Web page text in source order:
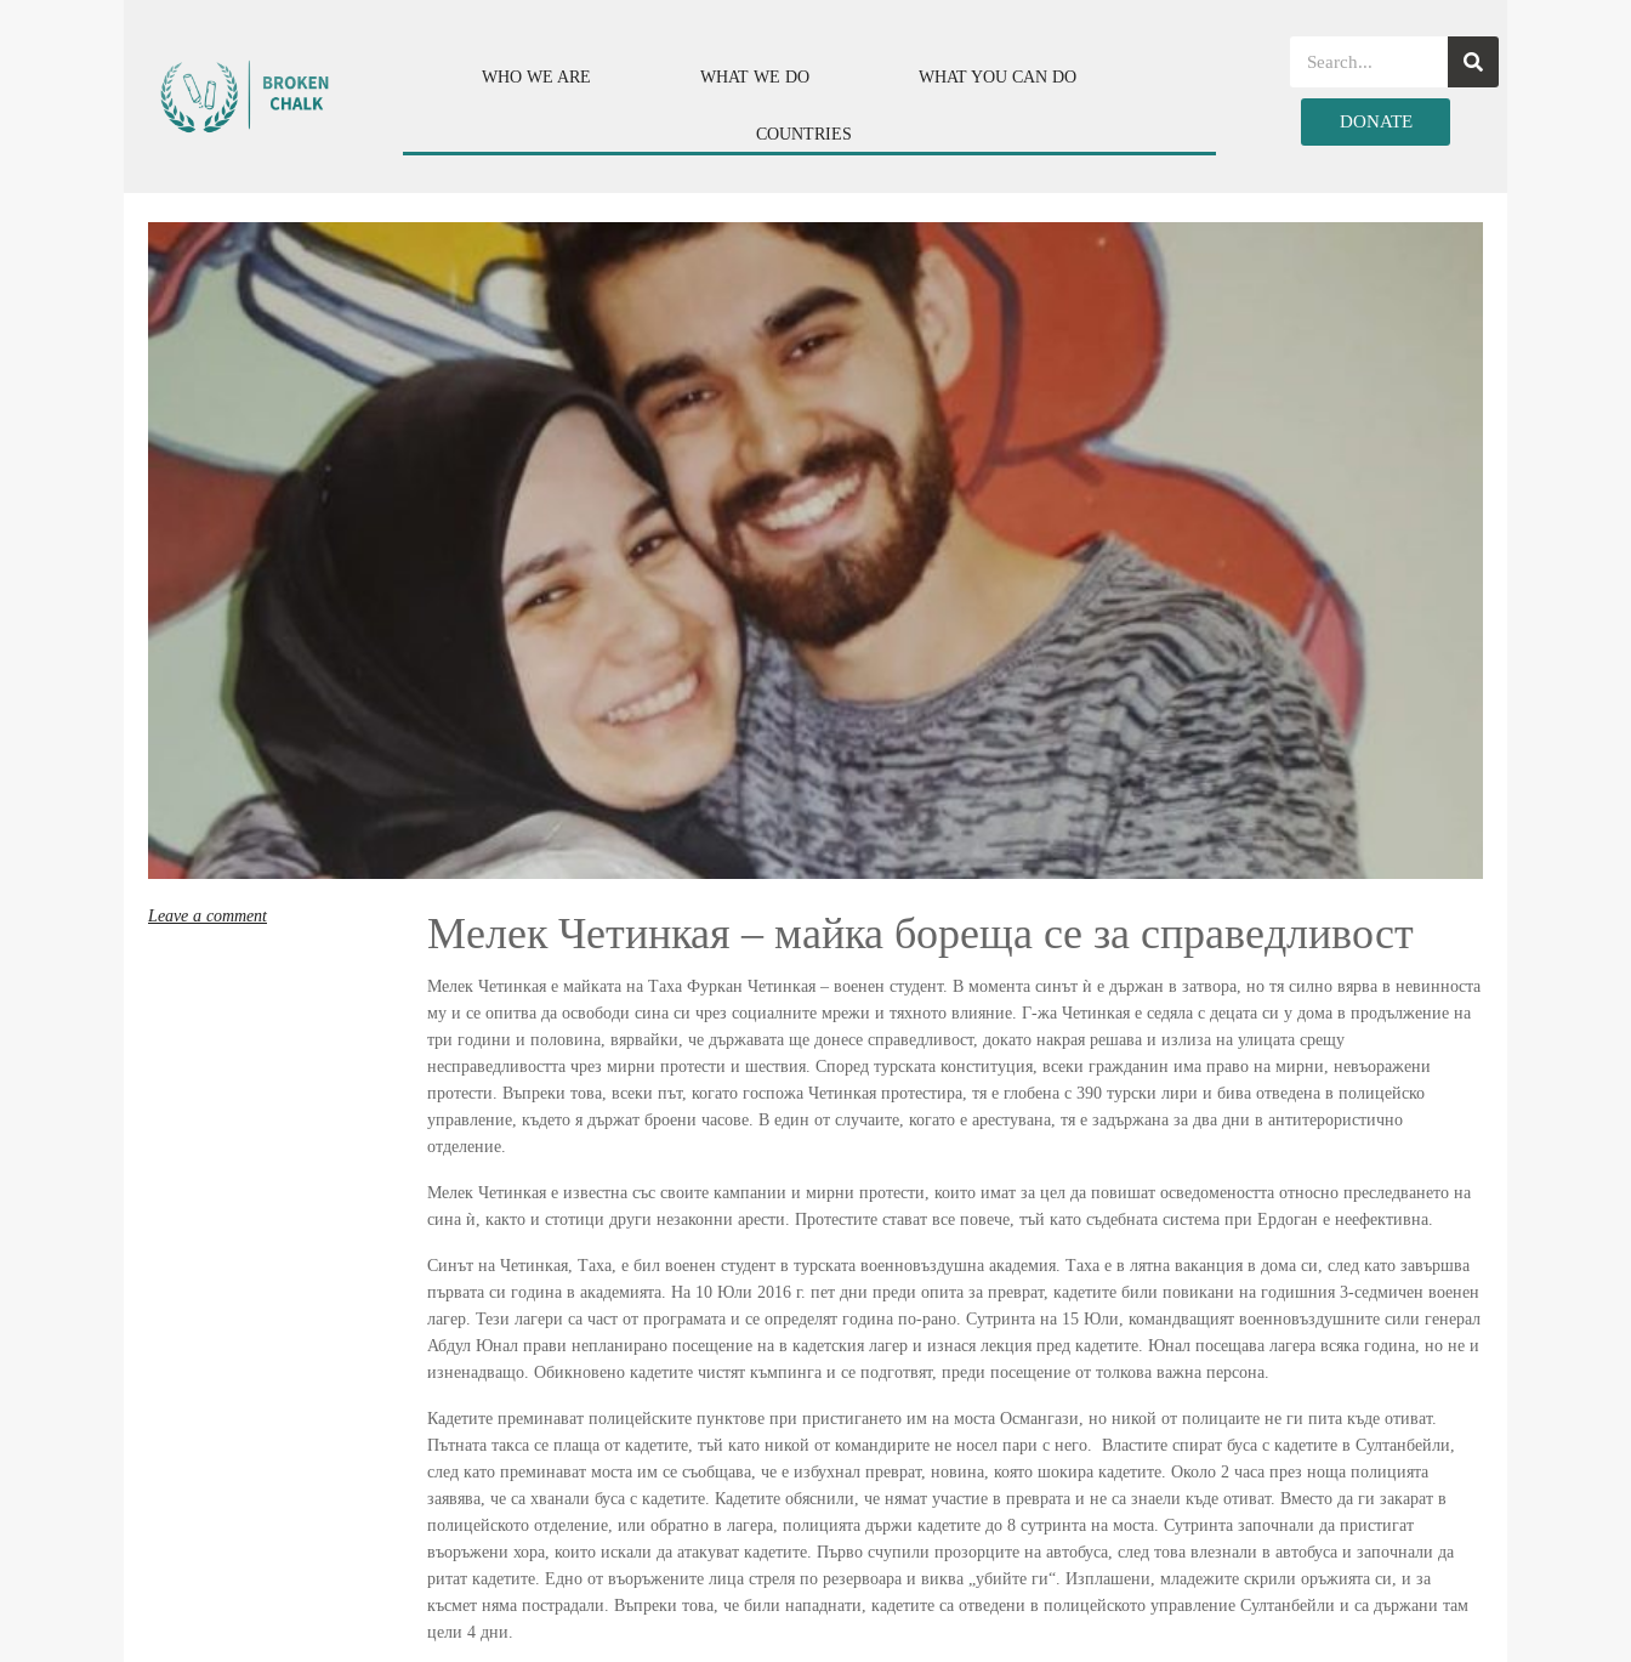
WHO WE ARE WHAT WE DO WHAT YOU CAN DO
COUNTRIES
DONATE
Leave a comment Мелек Четинкая – майка бореща се за справедливост
Мелек Четинкая е майката на Таха Фуркан Четинкая – военен студент. В момента синът ѝ е държан в затвора, но тя силно вярва в невинноста
му и се опитва да освободи сина си чрез социалните мрежи и тяхното влияние. Г-жа Четинкая е седяла с децата си у дома в продължение на
три години и половина, вярвайки, че държавата ще донесе справедливост, докато накрая решава и излиза на улицата срещу
несправедливостта чрез мирни протести и шествия. Според турската конституция, всеки гражданин има право на мирни, невъоражени
протести. Въпреки това, всеки път, когато госпожа Четинкая протестира, тя е глобена с 390 турски лири и бива отведена в полицейско
управление, където я държат броени часове. В един от случаите, когато е арестувана, тя е задържана за два дни в антитерористично
отделение.
Мелек Четинкая е известна със своите кампании и мирни протести, които имат за цел да повишат осведомеността относно преследването на
сина ѝ, както и стотици други незаконни арести. Протестите стават все повече, тъй като съдебната система при Ердоган е неефективна.
Синът на Четинкая, Таха, е бил военен студент в турската военновъздушна академия. Таха е в лятна ваканция в дома си, след като завършва
първата си година в академията. На 10 Юли 2016 г. пет дни преди опита за преврат, кадетите били повикани на годишния 3-седмичен военен
лагер. Тези лагери са част от програмата и се определят година по-рано. Сутринта на 15 Юли, командващият военновъздушните сили генерал
Абдул Юнал прави непланирано посещение на в кадетския лагер и изнася лекция пред кадетите. Юнал посещава лагера всяка година, но не и
изненадващо. Обикновено кадетите чистят къмпинга и се подготвят, преди посещение от толкова важна персона.
Кадетите преминават полицейските пунктове при пристигането им на моста Османгази, но никой от полицаите не ги пита къде отиват.
Пътната такса се плаща от кадетите, тъй като никой от командирите не носел пари с него. Властите спират буса с кадетите в Султанбейли,
след като преминават моста им се съобщава, че е избухнал преврат, новина, която шокира кадетите. Около 2 часа през ноща полицията
заявява, че са хванали буса с кадетите. Кадетите обяснили, че нямат участие в преврата и не са знаели къде отиват. Вместо да ги закарат в
полицейското отделение, или обратно в лагера, полицията държи кадетите до 8 сутринта на моста. Сутринта започнали да пристигат
въоръжени хора, които искали да атакуват кадетите. Първо счупили прозорците на автобуса, след това влезнали в автобуса и започнали да
ритат кадетите. Едно от въоръжените лица стреля по резервоара и виква „убийте ги“. Изплашени, младежите скрили оръжията си, и за
късмет няма пострадали. Въпреки това, че били нападнати, кадетите са отведени в полицейското управление Султанбейли и са държани там
цели 4 дни.